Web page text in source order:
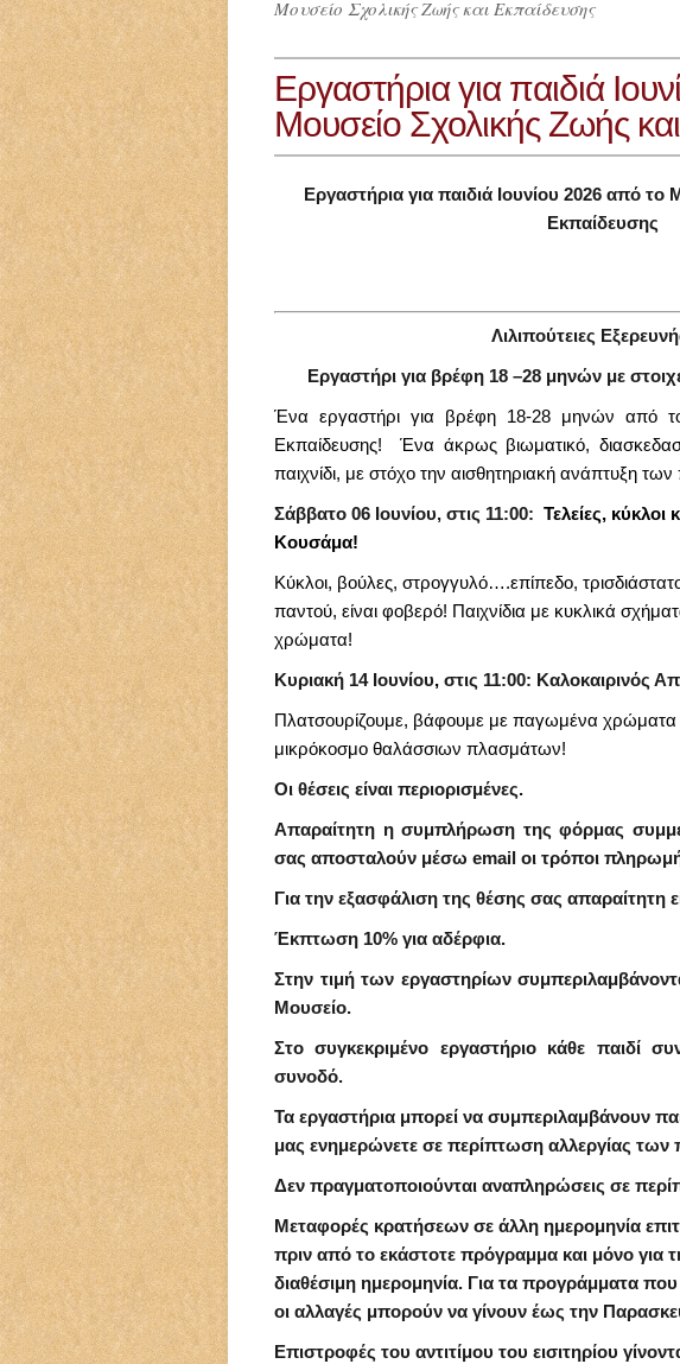
Μουσείο Σχολικής Ζωής και Εκπαίδευσης
Εργαστήρια για παιδιά
Μουσείο Σχολικής Ζωής
Εργαστήρια για παιδιά Ιουνίου 2026 από το
Εκπαίδευσης
Λιλιπούτειες
Εργαστήρι για βρέφη 18 –28 μηνών με
Ένα εργαστήρι για βρέφη 18-28 μηνών από
Εκπαίδευσης! Ένα άκρως βιωματικό,
παιχνίδι, με στόχο την αισθητηριακή ανάπτυξη των
Σάββατο 06 Ιουνίου, στις 11:00: Τελείες, κύκλοι
Κουσάμα!
Κύκλοι, βούλες, στρογγυλό….επίπεδο,
παντού, είναι φοβερό! Παιχνίδια με κυκλικά
χρώματα!
Κυριακή 14 Ιουνίου, στις 11:00: Καλοκαιρινός
Πλατσουρίζουμε, βάφουμε με παγωμένα χρώματα
μικρόκοσμο θαλάσσιων πλασμάτων!
Οι θέσεις είναι περιορισμένες.
Απαραίτητη η συμπλήρωση της φόρμας
σας αποσταλούν μέσω email οι τρόποι
Για την εξασφάλιση της θέσης σας απαραίτητη
Έκπτωση 10% για αδέρφια.
Στην τιμή των εργαστηρίων
Μουσείο.
Στο συγκεκριμένο εργαστήριο κάθε παιδί
συνοδό.
Τα εργαστήρια μπορεί να συμπεριλαμβάνουν
μας ενημερώνετε σε περίπτωση αλλεργίας των
Δεν πραγματοποιούνται αναπληρώσεις σε
Μεταφορές κρατήσεων σε άλλη ημερομηνία
πριν από το εκάστοτε πρόγραμμα και μόνο για
διαθέσιμη ημερομηνία. Για τα προγράμματα που
οι αλλαγές μπορούν να γίνουν έως την
Επιστροφές του αντιτίμου του εισιτηρίου